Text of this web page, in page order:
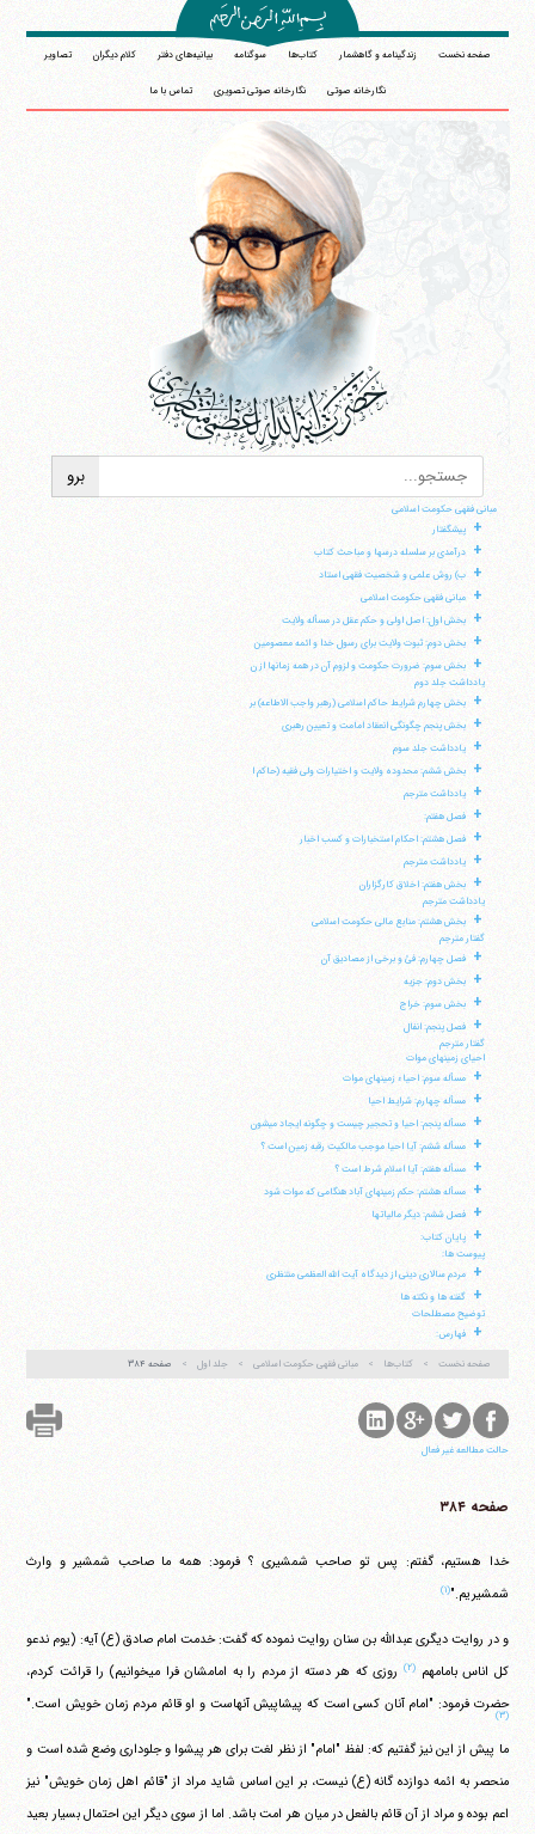
صفحه نخست زندگینامه و گاهشمار کتاب‌ها سوگنامه بیانیه‌های دفتر کلام دیگران تصاویر
نگارخانه صوتی نگارخانه صوتی تصویری تماس با ما
مبانی فقهی حکومت اسلامی
+ پیشگفتار
+ درآمدی بر سلسله درسها و مباحث کتاب
+ ب) روش علمی و شخصیت فقهی استاد
+ مبانی فقهی حکومت اسلامی
+ بخش اول: اصل اولی و حکم عقل در مسأله ولایت
+ بخش دوم: ثبوت ولایت برای رسول خدا و ائمه معصومین
+
بخش سوم: ضرورت حکومت و لزوم آن در همه زمانها از ن
یادداشت جلد دوم
+ بخش چهارم شرایط حاکم اسلامی (رهبر واجب الاطاعه) بر
+ بخش پنجم چگونگی انعقاد امامت و تعیین رهبری
+ یادداشت جلد سوم
+ بخش ششم: محدوده ولایت و اختیارات ولی فقیه (حاکم ا
+ یادداشت مترجم
+ فصل هفتم:
+ فصل هشتم: احکام استخبارات و کسب اخبار
+ یادداشت مترجم
+
بخش هفتم: اخلاق کارگزاران
یادداشت مترجم
+
بخش هشتم: منابع مالی حکومت اسلامی
گفتار مترجم
+ فصل چهارم: فئ و برخی از مصادیق آن
+ بخش دوم: جزیه
+ بخش سوم: خراج
+
فصل پنجم: انفال
گفتار مترجم
احیای زمینهای موات
+ مسأله سوم: احیاء زمینهای موات
+ مسأله چهارم: شرایط احیا
+ مسأله پنجم: احیا و تحجیر چیست و چگونه ایجاد می‎شون
+ مسأله ششم: آیا احیا موجب مالکیت رقبه زمین است ؟
+ مسأله هفتم: آیا اسلام شرط است ؟
+ مسأله هشتم: حکم زمینهای آباد هنگامی که موات شود
+ فصل ششم: دیگر مالیاتها
+
پایان کتاب:
پیوست ها:
+ مردم سالاری دینی از دیدگاه آیت الله العظمی منتظری
+
گفته ها و نکته ها
توضیح مصطلحات
+ فهارس:
صفحه نخست کتاب‌ها مبانی فقهی حکومت اسلامی جلد اول صفحه ۳۸۴
حالت مطالعه غیر فعال
صفحه ۳۸۴
خدا هستیم، گفتم: پس تو صاحب شمشیری ؟ فرمود: همه ما صاحب شمشیر و وارث
شمشیریم."(۱)
و در روایت دیگری عبدالله بن سنان روایت نموده که گفت: خدمت امام صادق (ع) آیه: (یوم ندعو
کل اناس بامامهم(۲)
روزی که هر دسته از مردم را به امامشان فرا می‎خوانیم) را قرائت کردم،
حضرت فرمود: "امام آنان کسی است که پیشاپیش آنهاست و او قائم مردم زمان خویش است."
(۳)
ما پیش از این نیز گفتیم که: لفظ "امام" از نظر لغت برای هر پیشوا و جلوداری وضع شده است و
منحصر به ائمه دوازده گانه (ع) نیست، بر این اساس شاید مراد از "قائم اهل زمان خویش" نیز
اعم بوده و مراد از آن قائم بالفعل در میان هر امت باشد. اما از سوی دیگر این احتمال بسیار بعید
شماره ٨
تلفن 37740011-25-98+ تا 14